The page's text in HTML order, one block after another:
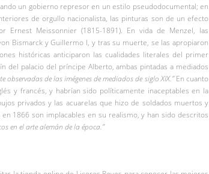
un gobierno represor en un estilo pseudodocumental; en
de orgullo nacionalista, las pinturas son de un efecto
Ernest Meissonnier (1815-1891).​ En vida de Menzel, las
Bismarck y Guillermo I, y tras su muerte, se las apropiaron
históricas anticiparon las cualidades literales del primer
del palacio del príncipe Alberto, ambas pintadas a mediados
observadas de las imégenes de mediados de siglo XIX.”​En cuanto
y francés, y habrían sido políticamente inaceptables en la
privados y las acuarelas que hizo de soldados muertos y
1866 son implacables en su realismo, y han sido descritos
en el arte alemán de la época.”